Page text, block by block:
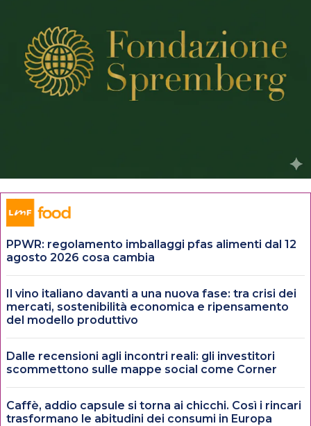
PPWR: regolamento imballaggi pfas alimenti dal 12
agosto 2026 cosa cambia
Il vino italiano davanti a una nuova fase: tra crisi dei
mercati, sostenibilità economica e ripensamento
del modello produttivo
Dalle recensioni agli incontri reali: gli investitori
scommettono sulle mappe social come Corner
Caffè, addio capsule si torna ai chicchi. Così i rincari
trasformano le abitudini dei consumi in Europa